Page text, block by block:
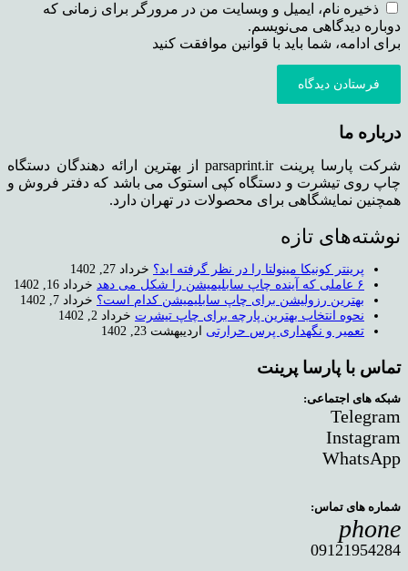
ذخیره نام، ایمیل و وبسایت من در مرورگر برای زمانی که
دوباره دیدگاهی می‌نویسم.
برای ادامه، شما باید با قوانین موافقت کنید
فرستادن دیدگاه
درباره ما
شرکت پارسا پرینت parsaprint.ir از بهترین ارائه دهندگان دستگاه
چاپ روی تیشرت و دستگاه کپی استوک می باشد که دفتر فروش و
همچنین نمایشگاهی برای محصولات در تهران دارد.
نوشته‌های تازه
پرینتر کونیکا مینولتا را در نظر گرفته اید؟ خرداد 27, 1402
۶ عاملی که آینده چاپ سابلیمیشن را شکل می دهد
خرداد 16, 1402
بهترین رزولیشن برای چاپ سابلیمیشن کدام است؟ خرداد 7, 1402
نحوه انتخاب بهترین پارچه برای چاپ تیشرت خرداد 2, 1402
تعمیر و نگهداری پرس حرارتی
اردیبهشت 23, 1402
تماس با پارسا پرینت
شبکه های اجتماعی:
Telegram
Instagram
WhatsApp
شماره های تماس:
phone
09121954284